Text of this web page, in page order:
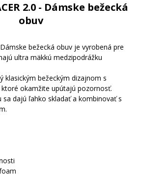
2.0 - Dámske bežecká
obuv
bežecká obuv je vyrobená pre
ultra mäkkú medzipodrážku
klasickým bežeckým dizajnom s
okamžite upútajú pozornosť.
sa dajú ľahko skladať a kombinovať s